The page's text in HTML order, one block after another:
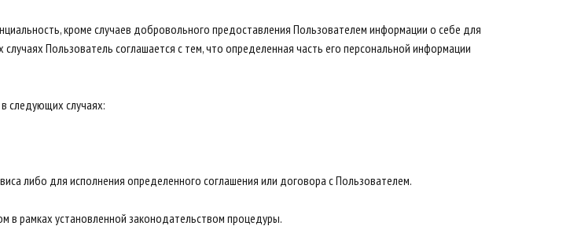
кроме случаев добровольного предоставления Пользователем информации о себе для
Пользователь соглашается с тем, что определенная часть его персональной информации
следующих случаях:
либо для исполнения определенного соглашения или договора с Пользователем.
в рамках установленной законодательством процедуры.